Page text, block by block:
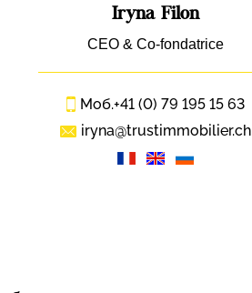
Iryna Filon
CEO & Co-fondatrice
Моб.+41 (0) 79 195 15 63
iryna@trustimmobilier.ch